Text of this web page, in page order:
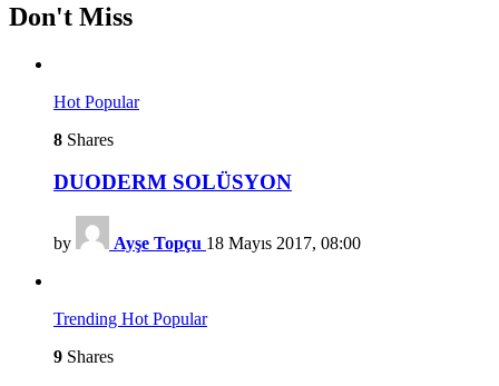
Don't Miss
Hot Popular
8 Shares
DUODERM SOLÜSYON
by Ayşe Topçu 18 Mayıs 2017, 08:00
Trending Hot Popular
9 Shares